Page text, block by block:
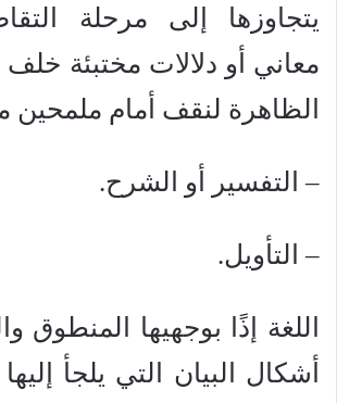
يتجاوزها إلى مرحلة
معاني أو دلالات مختبئة
الظاهرة لنقف أمام ملمحين
– التفسير أو الشرح.
– التأويل.
اللغة إذًا بوجهيها المنطوق
أشكال البيان التي يلجأ